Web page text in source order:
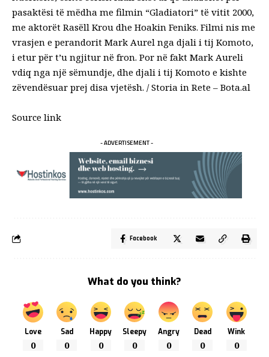
pasaktësi të mëdha me filmin “Gladiatori” të vitit 2000,
me aktorët Rasëll Krou dhe Hoakin Feniks. Filmi nis me
vrasjen e perandorit Mark Aurel nga djali i tij Komoto,
i etur për t’u ngjitur në fron. Por në fakt Mark Aureli
vdiq nga një sëmundje, dhe djali i tij Komoto e kishte
zëvendësuar prej disa vjetësh. / Storia in Rete – Bota.al
Source link
- ADVERTISEMENT -
Facebook
What do you think?
Love
0
Sad
0
Happy
0
Sleepy
0
Angry
0
Dead
0
Wink
0